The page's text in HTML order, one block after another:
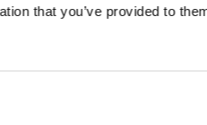
that you’ve provided to